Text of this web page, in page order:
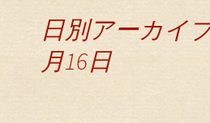
日別アーカイ
月16日